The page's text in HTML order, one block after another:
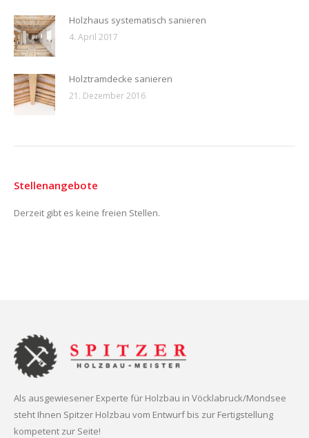
Holzhaus systematisch sanieren
4. April 2017
Holztramdecke sanieren
21. Dezember 2016
Stellenangebote
Derzeit gibt es keine freien Stellen.
Als ausgewiesener Experte für Holzbau in Vöcklabruck/Mondsee
steht Ihnen Spitzer Holzbau vom Entwurf bis zur Fertigstellung
kompetent zur Seite!